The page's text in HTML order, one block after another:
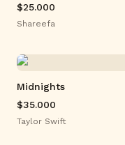
$25.000
Shareefa
Midnights
$35.000
Taylor Swift